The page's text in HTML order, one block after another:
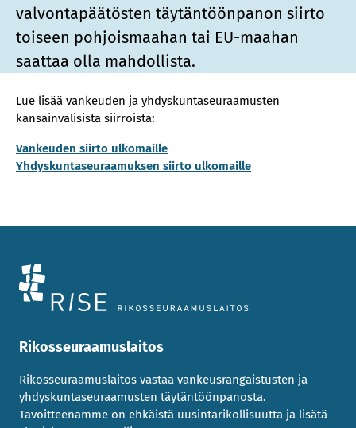
valvontapäätösten täytäntöönpanon siirto
toiseen pohjoismaahan tai EU-maahan
saattaa olla mahdollista.
Lue lisää vankeuden ja yhdyskuntaseuraamusten
kansainvälisistä siirroista:
Vankeuden siirto ulkomaille
Yhdyskuntaseuraamuksen siirto ulkomaille
Rikosseuraamuslaitos
Rikosseuraamuslaitos vastaa vankeusrangaistusten ja
yhdyskuntaseuraamusten täytäntöönpanosta.
Tavoitteenamme on ehkäistä uusintarikollisuutta ja lisätä